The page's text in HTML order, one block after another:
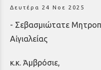
Δευτέρα 24 Νοε 2025
- Σεβασμιώτατε
Αἰγιαλείας
κ.κ. Ἀμβρόσιε,